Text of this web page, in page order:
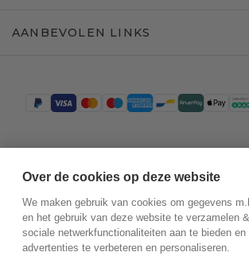
AANBEVOLEN LINKS
Over de cookies op deze website
We maken gebruik van cookies om gegevens
en het gebruik van deze website te verzamelen
sociale netwerkfunctionaliteiten aan te bieden
advertenties te verbeteren en personaliseren.